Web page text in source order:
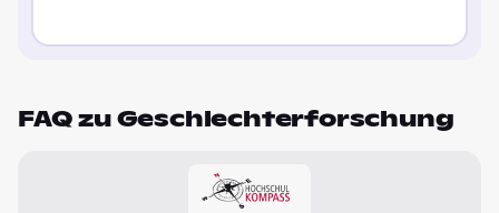
FAQ zu Geschlechterforschung